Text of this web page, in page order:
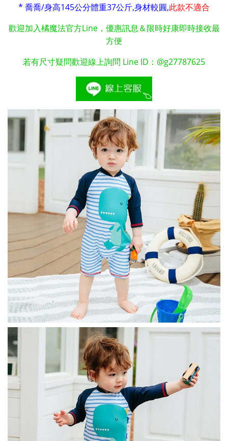
* 喬喬/身高145公分體重37公斤,身材較圓,此款不適合
歡迎加入橘魔法官方Line，優惠訊息＆限時好康即時接收最
方便
若有尺寸疑問歡迎線上詢問 Line ID：@g27787625